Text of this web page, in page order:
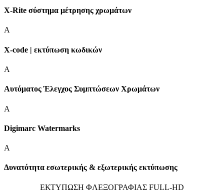
X-Rite σύστημα μέτρησης χρωμάτων
A
X-code | εκτύπωση κωδικών
A
Αυτόματος Έλεγχος Συμπτώσεων Χρωμάτων
A
Digimarc Watermarks
A
Δυνατότητα εσωτερικής & εξωτερικής εκτύπωσης
ΕΚΤΥΠΩΣΗ ΦΛΕΞΟΓΡΑΦΙΑΣ FULL-HD